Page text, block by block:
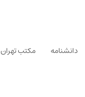
دانشنامه مکتب تهران